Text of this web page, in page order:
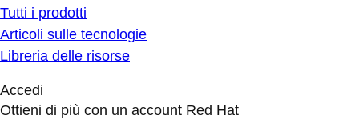
Tutti i prodotti
Articoli sulle tecnologie
Libreria delle risorse
Accedi
Ottieni di più con un account Red Hat